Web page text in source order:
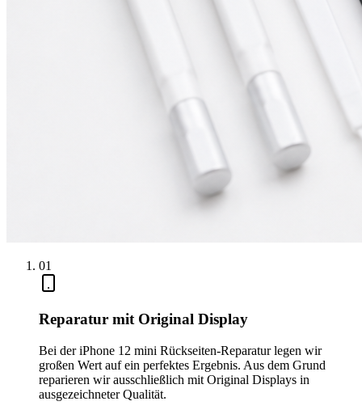
01
Reparatur mit Original Display
Bei der iPhone 12 mini Rückseiten-Reparatur legen wir
großen Wert auf ein perfektes Ergebnis. Aus dem Grund
reparieren wir ausschließlich mit Original Displays in
ausgezeichneter Qualität.